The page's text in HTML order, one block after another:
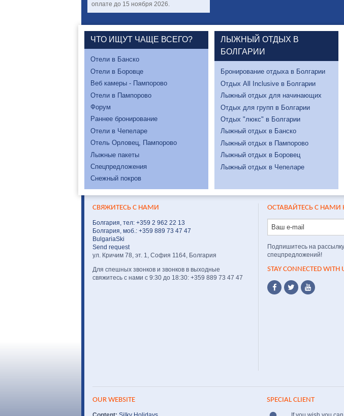
оплате до 15 ноября 2026.
ЧТО ИЩУТ ЧАЩЕ ВСЕГО?
Отели в Банско
Отели в Боровце
Веб камеры - Пампорово
Отели в Пампорово
Форум
Раннее бронирование
Отели в Чепеларе
Отель Орловец, Пампорово
Лыжные пакеты
Спецпредложения
Снежный покров
ЛЫЖНЫЙ ОТДЫХ В
БОЛГАРИИ
Бронирование отдыха в Болгарии
Отдых All Inclusive в Болгарии
Лыжный отдых для начинающих
Отдых для групп в Болгарии
Отдых "люкс" в Болгарии
Лыжный отдых в Банско
Лыжный отдых в Пампорово
Лыжный отдых в Боровец
Лыжный отдых в Чепеларе
СВЯЖИТЕСЬ С НАМИ
Болгария, тел: +359 2 962 22 13
Болгария, моб.: +359 889 73 47 47
BulgariaSki
Send request
ул. Кричим 78, эт. 1, София 1164, Болгария
Для спешных звонков и звонков в выходные
свяжитесь с нами с 9:30 до 18:30: +359 889 73 47 47
ОСТАВАЙТЕСЬ С НАМИ
Подпишитесь на
спецпредложений!
STAY CONNECTED WITH
OUR WEBSITE SPECIAL CLIENT